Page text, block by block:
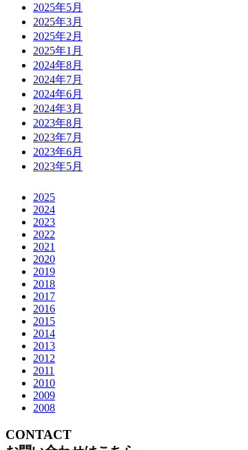
2025年5月
2025年3月
2025年2月
2025年1月
2024年8月
2024年7月
2024年6月
2024年3月
2023年8月
2023年7月
2023年6月
2023年5月
2025
2024
2023
2022
2021
2020
2019
2018
2017
2016
2015
2014
2013
2012
2011
2010
2009
2008
CONTACT